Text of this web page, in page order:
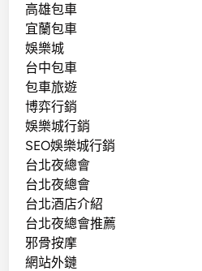
高雄包車
宜蘭包車
娛樂城
台中包車
包車旅遊
博弈行銷
娛樂城行銷
SEO娛樂城行銷
台北夜總會
台北夜總會
台北酒店介紹
台北夜總會推薦
邪骨按摩
網站外鏈